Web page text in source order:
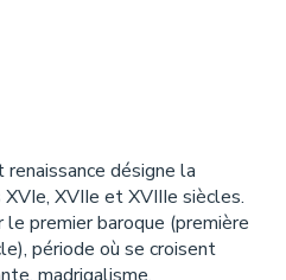
désigne la
XVIIe et XVIIIe siècles.
premier baroque (première
période où se croisent